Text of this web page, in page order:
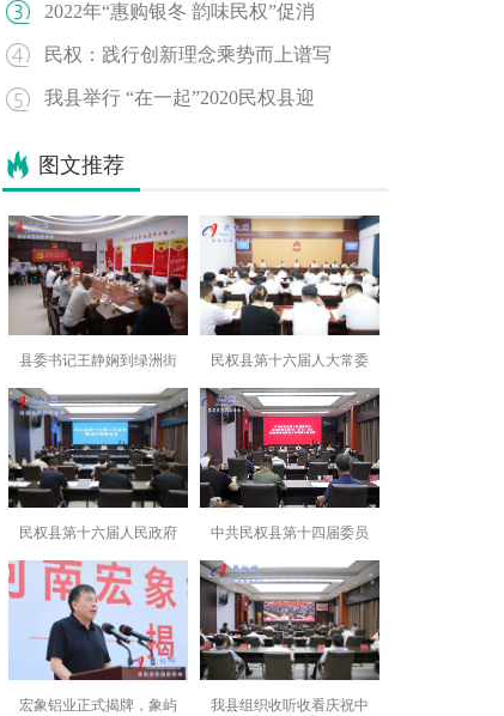
2022年“惠购银冬 韵味民权”促消
民权：践行创新理念乘势而上谱写
我县举行 “在一起”2020民权县迎
图文推荐
县委书记王静娴到绿洲街 民权县第十六届人大常委
民权县第十六届人民政府 中共民权县第十四届委员
宏象铝业正式揭牌，象屿 我县组织收听收看庆祝中